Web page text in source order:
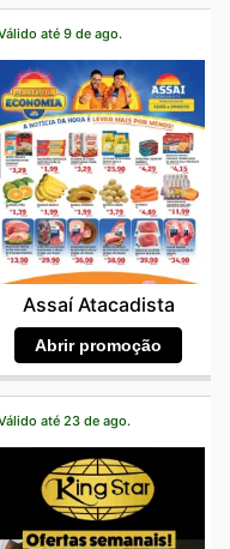
até 9 de ago.
Assaí Atacadista
Abrir promoção
até 23 de ago.